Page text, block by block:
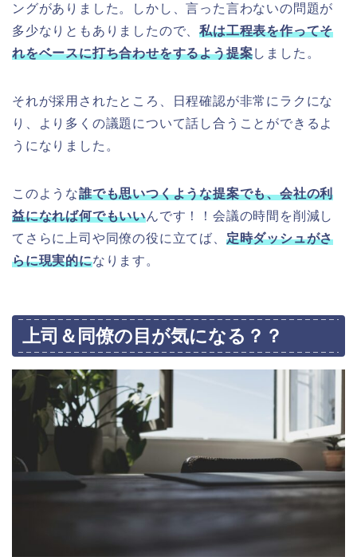
ングがありました。しかし、言った言わないの問題が
多少なりともありましたので、私は工程表を作ってそ
れをベースに打ち合わせをするよう提案しました。
それが採用されたところ、日程確認が非常にラクにな
り、より多くの議題について話し合うことができるよ
うになりました。
このような誰でも思いつくような提案でも、会社の利
益になれば何でもいいんです！！会議の時間を削減し
てさらに上司や同僚の役に立てば、 定時ダッシュがさ
らに現実的になります。
上司＆同僚の目が気になる？？